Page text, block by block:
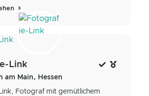
Link
am Main, Hessen
Fotograf mit gemütlichem